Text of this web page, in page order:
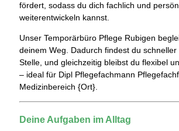
fördert, sodass du dich fachlich und
weiterentwickeln kannst.
Unser Temporärbüro Pflege Rubigen
deinem Weg. Dadurch findest du
Stelle, und gleichzeitig bleibst du flexibel
– ideal für Dipl Pflegefachmann
Medizinbereich {Ort}.
Deine Aufgaben im Alltag